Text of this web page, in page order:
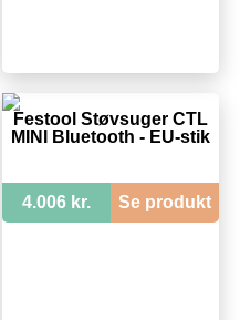
Festool Støvsuger CTL
MINI Bluetooth - EU-stik
4.006 kr. Se produkt